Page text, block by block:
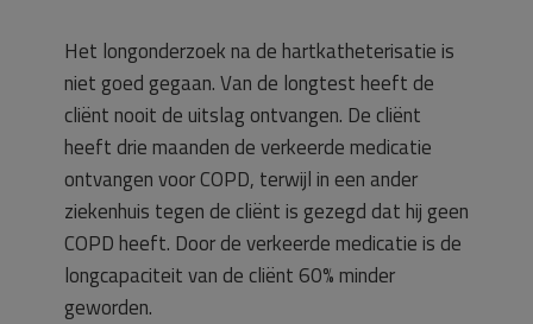
Het longonderzoek na de hartkatheterisatie is
niet goed gegaan. Van de longtest heeft de
cliënt nooit de uitslag ontvangen. De cliënt
heeft drie maanden de verkeerde medicatie
ontvangen voor COPD, terwijl in een ander
ziekenhuis tegen de cliënt is gezegd dat hij geen
COPD heeft. Door de verkeerde medicatie is de
longcapaciteit van de cliënt 60% minder
geworden.